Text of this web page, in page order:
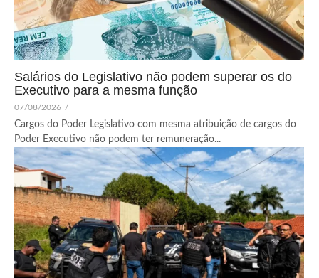
Salários do Legislativo não podem superar os do
Executivo para a mesma função
07/08/2026 /
Cargos do Poder Legislativo com mesma atribuição de cargos do
Poder Executivo não podem ter remuneração...